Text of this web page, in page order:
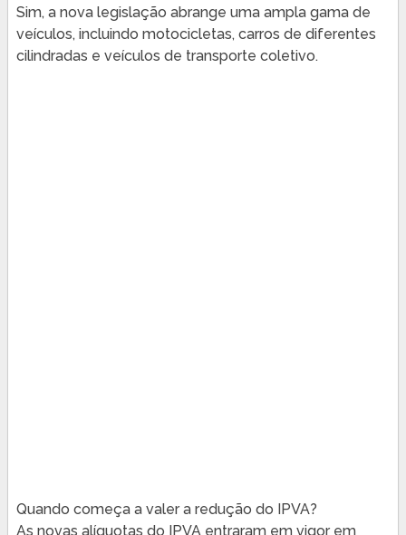
Sim, a nova legislação abrange uma ampla gama de
veículos, incluindo motocicletas, carros de diferentes
cilindradas e veículos de transporte coletivo.
Quando começa a valer a redução do IPVA?
As novas alíquotas do IPVA entraram em vigor em